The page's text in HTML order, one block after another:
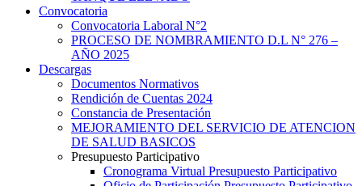
Convocatoria
Convocatoria Laboral N°2
PROCESO DE NOMBRAMIENTO D.L N° 276 –
AÑO 2025
Descargas
Documentos Normativos
Rendición de Cuentas 2024
Constancia de Presentación
MEJORAMIENTO DEL SERVICIO DE ATENCION
DE SALUD BASICOS
Presupuesto Participativo
Cronograma Virtual Presupuesto Participativo